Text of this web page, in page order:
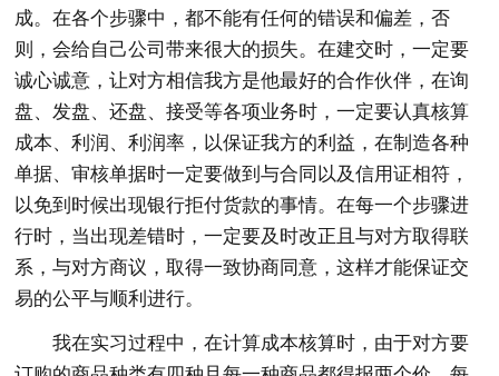
成。在各个步骤中，都不能有任何的错误和偏差，否
则，会给自己公司带来很大的损失。在建交时，一定要
诚心诚意，让对方相信我方是他最好的合作伙伴，在询
盘、发盘、还盘、接受等各项业务时，一定要认真核算
成本、利润、利润率，以保证我方的利益，在制造各种
单据、审核单据时一定要做到与合同以及信用证相符，
以免到时候出现银行拒付货款的事情。在每一个步骤进
行时，当出现差错时，一定要及时改正且与对方取得联
系，与对方商议，取得一致协商同意，这样才能保证交
易的公平与顺利进行。
我在实习过程中，在计算成本核算时，由于对方要